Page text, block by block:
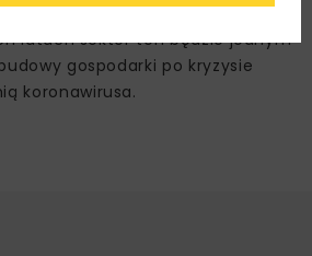
zainstalowana moc osiągnie
latach sektor ten będzie jednym
gospodarki po kryzysie
koronawirusa.